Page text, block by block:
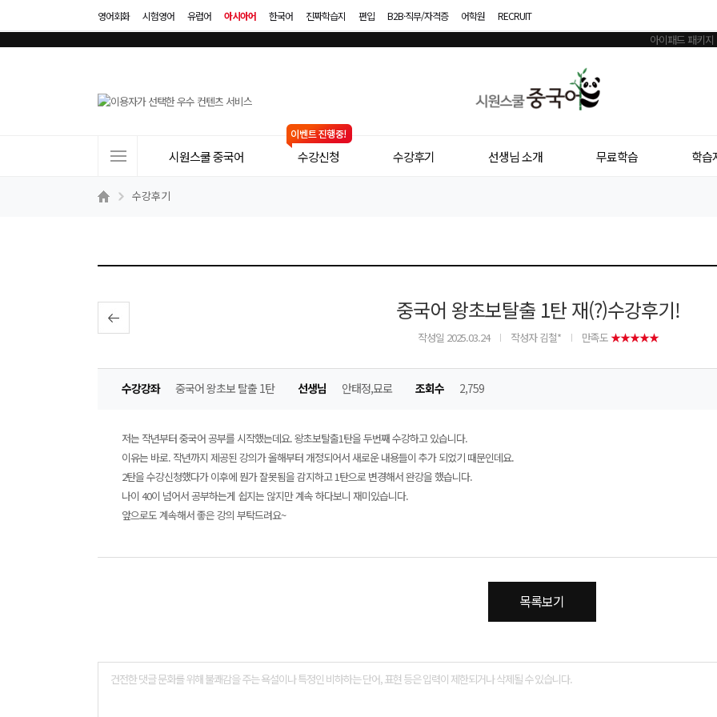
영어회화 시험영어 유럽어 아시아어 한국어 진짜학습지 편입 B2B·직무/자격증 어학원 RECRUIT
어
트
시원스쿨 중국어 수강신청 수강후기 선생님 소개 무료학습 학습
수강후기
중국어 왕초보탈출 1탄 재(?)수강후기!
작성일 2025.03.24 작성자 김철* 만족도★★★★★
수강강좌 중국어 왕초보 탈출 1탄 선생님 안태정,묘로 조회수 2,759
저는 작년부터 중국어 공부를 시작했는데요. 왕초보탈출1탄을 두번째 수강하고 있습니다.
이유는 바로. 작년까지 제공된 강의가 올해부터 개정되어서 새로운 내용들이 추가 되었기 때문인데요.
2탄을 수강신청했다가 이후에 뭔가 잘못됨을 감지하고 1탄으로 변경해서 완강을 했습니다.
나이 40이 넘어서 공부하는게 쉽지는 않지만 계속 하다보니 재미있습니다.
앞으로도 계속해서 좋은 강의 부탁드려요~
목록보기